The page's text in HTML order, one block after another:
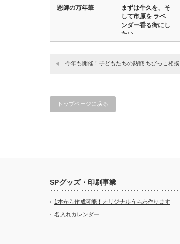
恩師の万年筆
まずは牛久を、そ
して市原を ラベ
ンダー香る街にし
たい
今年も開催！子どもたちの熱戦 ちびっこ相撲
トップページに戻る
SPグッズ・印刷事業
1本から作成可能！オリジナルうちわ作ります
名入れカレンダー